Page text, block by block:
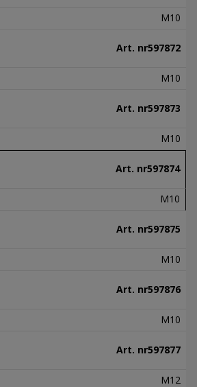
M10
Art. nr597872
M10
Art. nr597873
M10
Art. nr597874
M10
Art. nr597875
M10
Art. nr597876
M10
Art. nr597877
M12